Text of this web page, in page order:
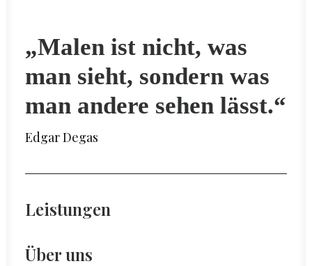
„Malen ist nicht, was
man sieht, sondern was
man andere sehen lässt.“
Edgar Degas
Leistungen
Über uns